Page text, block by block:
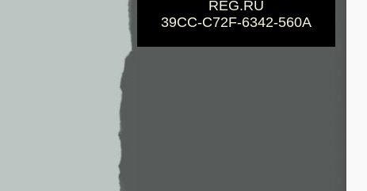
REG.RU
39CC-C72F-6342-560A